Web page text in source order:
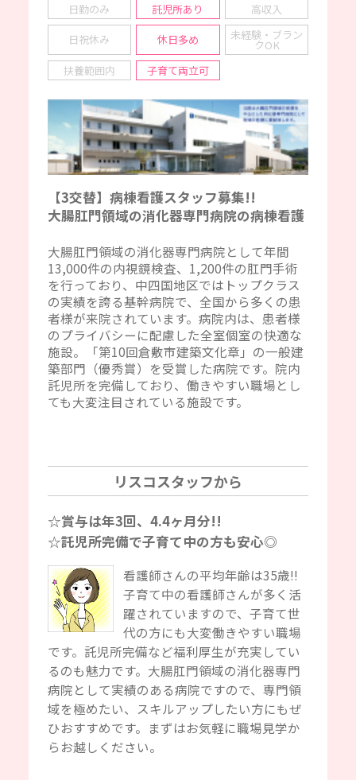
日勤のみ 託児所あり 高収入
日祝休み 休日多め 未経験・ブラン
クOK
扶養範囲内
子育て両立可
【3交替】病棟看護スタッフ募集!!
大腸肛門領域の消化器専門病院の病棟看護
大腸肛門領域の消化器専門病院として年間
13,000件の内視鏡検査、1,200件の肛門手術
を行っており、中四国地区ではトップクラス
の実績を誇る基幹病院で、全国から多くの患
者様が来院されています。病院内は、患者様
のプライバシーに配慮した全室個室の快適な
施設。「第10回倉敷市建築文化章」の一般建
築部門（優秀賞）を受賞した病院です。院内
託児所を完備しており、働きやすい職場とし
ても大変注目されている施設です。
リスコスタッフから
☆賞与は年3回、4.4ヶ月分!!
☆託児所完備で子育て中の方も安心◎
看護師さんの平均年齢は35歳!!
子育て中の看護師さんが多く活
躍されていますので、子育て世
代の方にも大変働きやすい職場
です。託児所完備など福利厚生が充実してい
るのも魅力です。大腸肛門領域の消化器専門
病院として実績のある病院ですので、専門領
域を極めたい、スキルアップしたい方にもぜ
ひおすすめです。まずはお気軽に職場見学か
らお越しください。